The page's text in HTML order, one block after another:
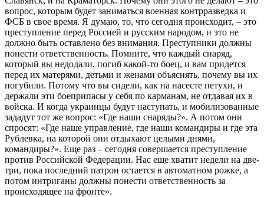
вопрос, которым будет заниматься военная контрразведка и
ФСБ в свое время. Я думаю, то, что сегодня происходит, – это
преступление перед Россией и русским народом, и это не
должно быть оставлено без внимания. Преступники должны
понести ответственность. Помните, что каждый снаряд,
который вы недодали, погиб какой-то боец, и вам придется
перед их матерями, детьми и женами объяснять, почему вы их
погубили. Потому что вы сидели, как на насесте петухи, и
держали эти боеприпасы у себя по карманам, не отдавая их в
войска. И когда украинцы будут наступать, и мобилизованные
зададут тот же вопрос: «Где наши снаряды?». А потом они
спросят: «Где наше управление, где наши командиры и где эта
Рублевка, на которой они отдыхают целыми днями,
командиры?». Еще раз – сегодня совершается преступление
против Российской Федерации. Нас еще хватит недели на две-
три, пока последний патрон остается в автоматном рожке, а
потом интриганы должны понести ответственность за
происходящее на фронте».